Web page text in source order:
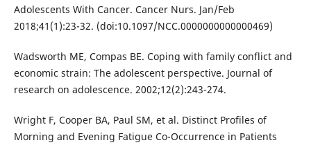
Adolescents With Cancer. Cancer Nurs. Jan/Feb
2018;41(1):23-32. (doi:10.1097/NCC.0000000000000469)
Wadsworth ME, Compas BE. Coping with family conflict and
economic strain: The adolescent perspective. Journal of
research on adolescence. 2002;12(2):243-274.
Wright F, Cooper BA, Paul SM, et al. Distinct Profiles of
Morning and Evening Fatigue Co-Occurrence in Patients